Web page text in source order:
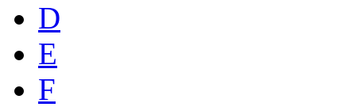
D
E
F